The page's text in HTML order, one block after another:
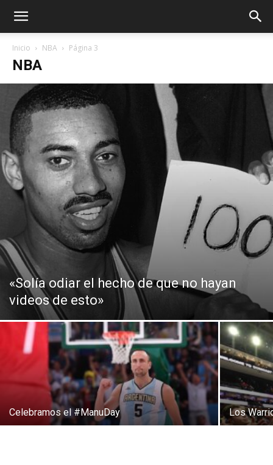
Inicio NBA Página 3
NBA
«Solía odiar el hecho de que no hayan
videos de esto»
Celebramos el #ManuDay Los